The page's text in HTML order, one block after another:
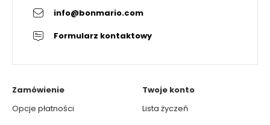
info@bonmario.com
Formularz kontaktowy
Zamówienie
Opcje płatności
Twoje konto
Lista życzeń